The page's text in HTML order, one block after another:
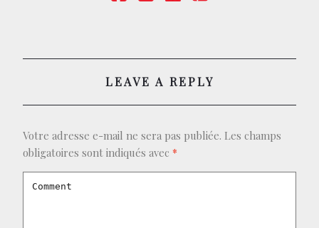
LEAVE A REPLY
Votre adresse e-mail ne sera pas publiée. Les champs
obligatoires sont indiqués avec *